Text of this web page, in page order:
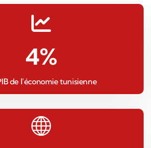
4%
de l’économie tunisienne